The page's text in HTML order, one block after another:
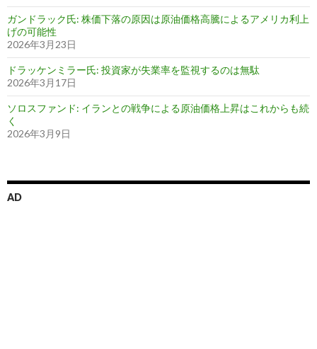
ガンドラック氏: 株価下落の原因は原油価格高騰によるアメリカ利上
げの可能性
2026年3月23日
ドラッケンミラー氏: 投資家が失業率を監視するのは無駄
2026年3月17日
ソロスファンド: イランとの戦争による原油価格上昇はこれからも続
く
2026年3月9日
AD